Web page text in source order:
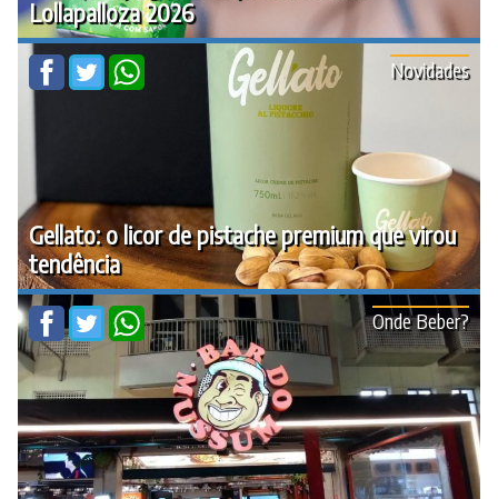
Lollapalloza 2026
Gellato: o licor de pistache premium que virou
tendência
Novidades
Onde Beber?